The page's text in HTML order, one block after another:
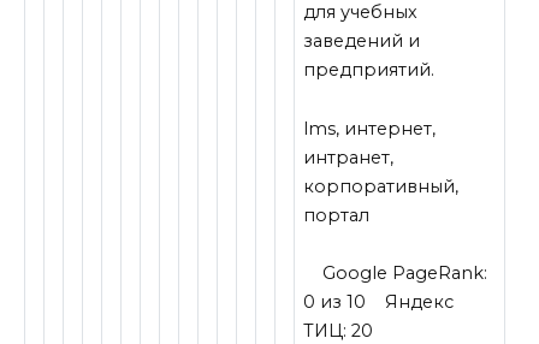
для учебных
заведений и
предприятий.
lms, интернет,
интранет,
корпоративный,
портал
Google PageRank:
0 из 10 Яндекс
ТИЦ:20